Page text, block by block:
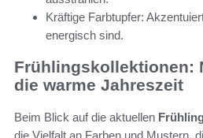
Kräftige Farbtupfer:
energisch sind.
Frühlingskollektionen:
die warme Jahreszeit
Beim Blick auf die aktuellen
die Vielfalt an Farben und Mustern,